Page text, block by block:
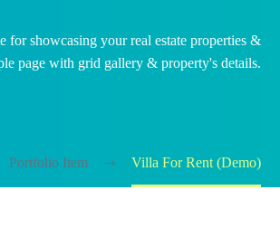
for showcasing your real estate properties &
page with grid gallery & property's details.
Portfolio Item Villa For Rent (Demo)